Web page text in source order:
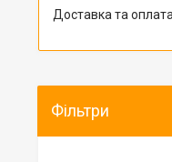
Доставка та оплата
Фільтри